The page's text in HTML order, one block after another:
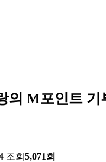
의 M포인트 기
조회 5,071회